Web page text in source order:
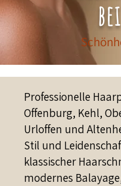
Professionelle
Offenburg, Kehl,
Urloffen und
Stil und
klassischer
modernes